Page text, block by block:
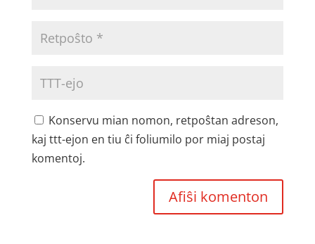
Konservu mian nomon, retpoŝtan adreson,
kaj ttt-ejon en tiu ĉi foliumilo por miaj postaj
komentoj.